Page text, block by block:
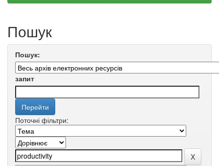
Пошук
Пошук:
запит
Поточні фільтри: